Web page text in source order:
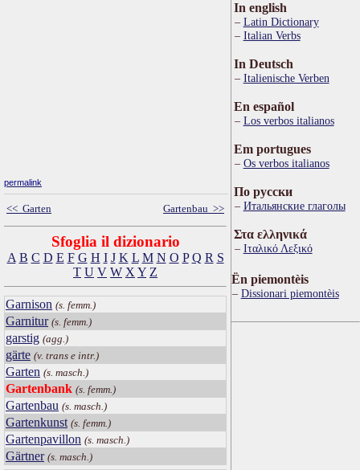
permalink
<< Garten Gartenbau >>
Sfoglia il dizionario
A B C D E F G H I J K L M N O P Q R S
T U V W X Y Z
Garnison (s. femm.)
Garnitur (s. femm.)
garstig (agg.)
gärte (v. trans e intr.)
Garten (s. masch.)
Gartenbank (s. femm.)
Gartenbau (s. masch.)
Gartenkunst (s. femm.)
Gartenpavillon (s. masch.)
Gärtner (s. masch.)
In english
Latin Dictionary
Italian Verbs
In Deutsch
Italienische Verben
En español
Los verbos italianos
Em portugues
Os verbos italianos
По русски
Итальянские глаголы
Στα ελληνικά
Ιταλικό Λεξικό
Ën piemontèis
Dissionari piemontèis